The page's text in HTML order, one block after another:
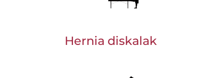
Hernia diskalak